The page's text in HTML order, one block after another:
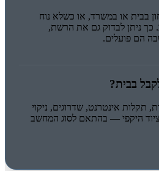
בבית או במשרד, או כשלא נוח
ניתן לבדוק גם את הרשת,
הם פועלים.
בבית?
תקלות אינטרנט, שדרוגים, ניקוי
ציוד היקפי — בהתאם לסוג המחשב